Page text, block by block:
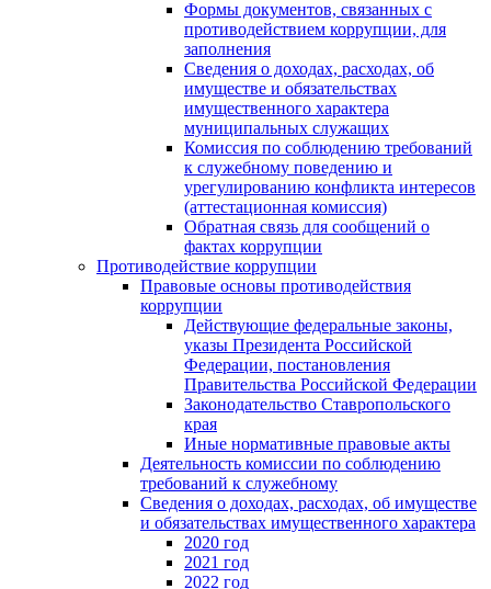
Формы документов, связанных с
противодействием коррупции, для
заполнения
Сведения о доходах, расходах, об
имуществе и обязательствах
имущественного характера
муниципальных служащих
Комиссия по соблюдению требований
к служебному поведению и
урегулированию конфликта интересов
(аттестационная комиссия)
Обратная связь для сообщений о
фактах коррупции
Противодействие коррупции
Правовые основы противодействия
коррупции
Действующие федеральные законы,
указы Президента Российской
Федерации, постановления
Правительства Российской Федерации
Законодательство Ставропольского
края
Иные нормативные правовые акты
Деятельность комиссии по соблюдению
требований к служебному
Сведения о доходах, расходах, об имуществе
и обязательствах имущественного характера
2020 год
2021 год
2022 год